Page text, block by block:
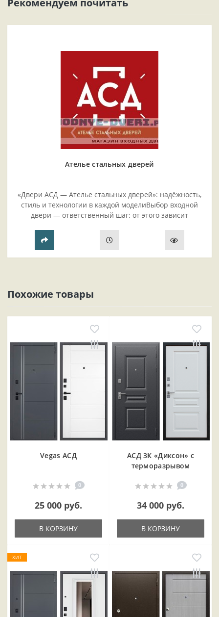
Рекомендуем почитать
Ателье стальных дверей
«Двери АСД — Ателье стальных дверей»: надёжность,
стиль и технологии в каждой моделиВыбор входной
двери — ответственный шаг: от этого зависит
прихожей..
Похожие товары
Vegas АСД
0
25 000 руб.
В КОРЗИНУ
АСД 3К «Диксон» с
терморазрывом
0
34 000 руб.
В КОРЗИНУ
ХИТ